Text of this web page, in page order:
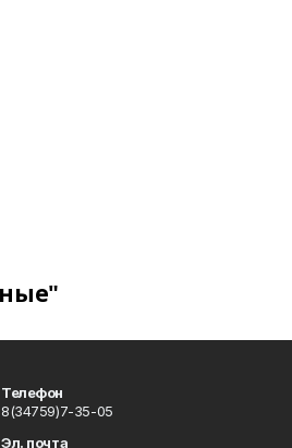
Телефон
8(34759)7-35-05
Эл. почта